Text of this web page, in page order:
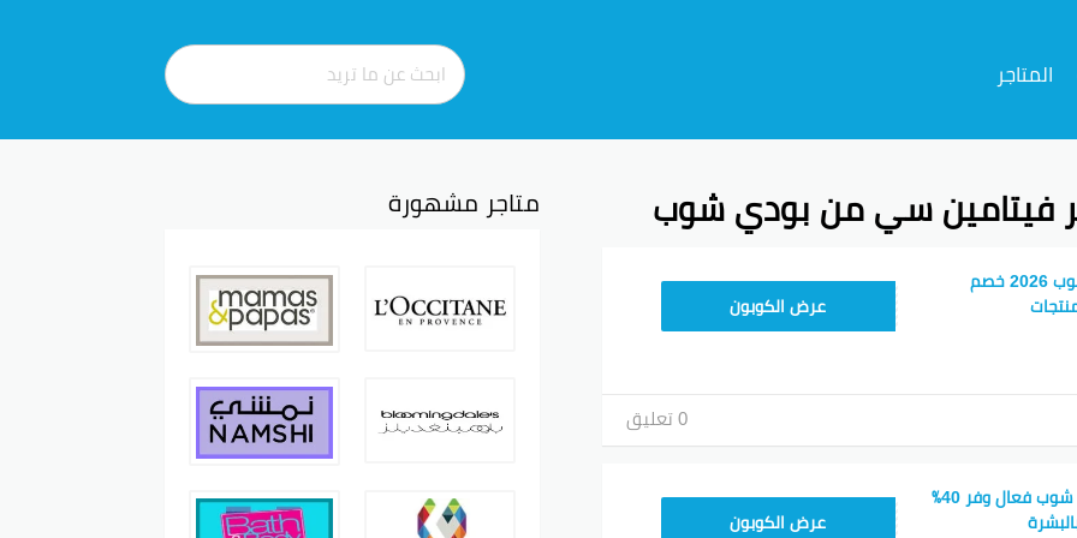
المتاجر
فيتامين سي من بودي شوب
كود خصم ذا بودي شوب 2026 خصم
عرض الكوبون
0 تعليق
كوبون خصم ذا بودي شوب فعال وفر 40٪
عرض الكوبون
متاجر مشهورة